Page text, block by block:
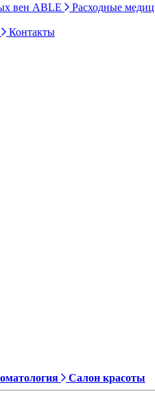
вен ABLE Расходные
Контакты
Салон красоты